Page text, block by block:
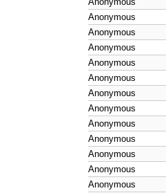
Anonymous
Anonymous
Anonymous
Anonymous
Anonymous
Anonymous
Anonymous
Anonymous
Anonymous
Anonymous
Anonymous
Anonymous